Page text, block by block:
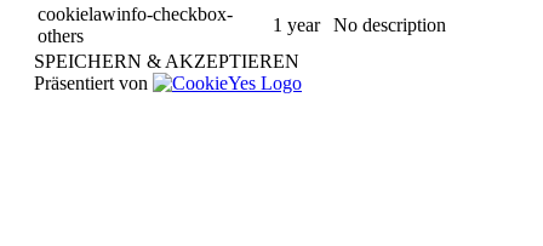
cookielawinfo-checkbox-
others
1 year
No description
SPEICHERN & AKZEPTIEREN
Präsentiert von